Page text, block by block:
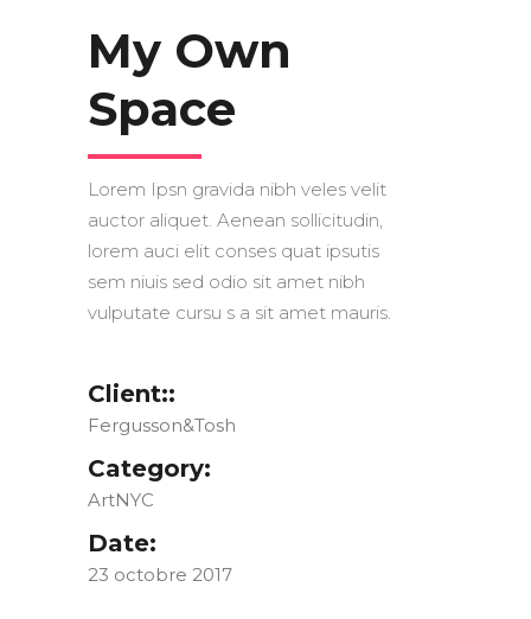
My Own
Space
Lorem Ipsn gravida nibh veles velit
auctor aliquet. Aenean sollicitudin,
lorem auci elit conses quat ipsutis
sem niuis sed odio sit amet nibh
vulputate cursu s a sit amet mauris.
Client::
Fergusson&Tosh
Category:
ArtNYC
Date:
23 octobre 2017